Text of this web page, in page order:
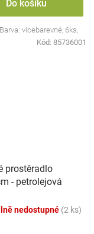
Do košíku
vícebarevné, 6ks,
Kód: 85736001
prostěradlo
- petrolejová
nedostupné (2 ks)